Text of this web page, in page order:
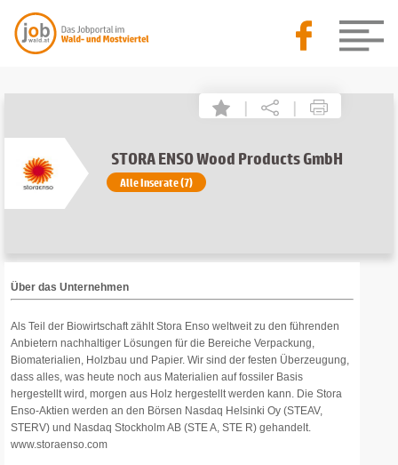
| |
STORA ENSO Wood Products GmbH
Alle Inserate (7)
Über das Unternehmen
Als Teil der Biowirtschaft zählt Stora Enso weltweit zu den führenden
Anbietern nachhaltiger Lösungen für die Bereiche Verpackung,
Biomaterialien, Holzbau und Papier. Wir sind der festen Überzeugung,
dass alles, was heute noch aus Materialien auf fossiler Basis
hergestellt wird, morgen aus Holz hergestellt werden kann. Die Stora
Enso-Aktien werden an den Börsen Nasdaq Helsinki Oy (STEAV,
STERV) und Nasdaq Stockholm AB (STE A, STE R) gehandelt.
www.storaenso.com